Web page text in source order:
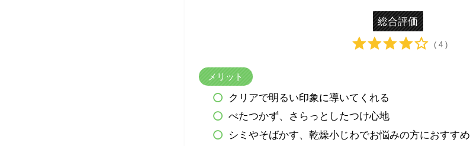
総合評価
( 4 )
メリット
クリアで明るい印象に導いてくれる
べたつかず、さらっとしたつけ心地
シミやそばかす、乾燥小じわでお悩みの方におすすめ